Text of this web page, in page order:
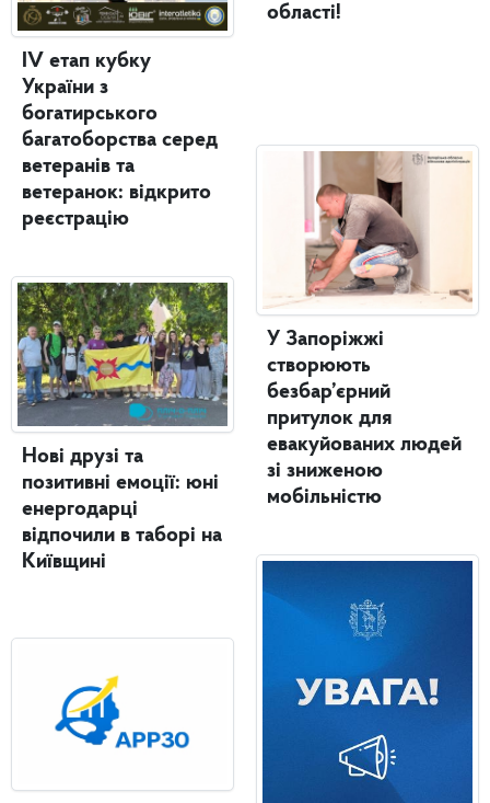
IV етап кубку
України з
богатирського
багатоборства серед
ветеранів та
ветеранок: відкрито
реєстрацію
Нові друзі та
позитивні емоції: юні
енергодарці
відпочили в таборі на
Київщині
області!
У Запоріжжі
створюють
безбар’єрний
притулок для
евакуйованих людей
зі зниженою
мобільністю